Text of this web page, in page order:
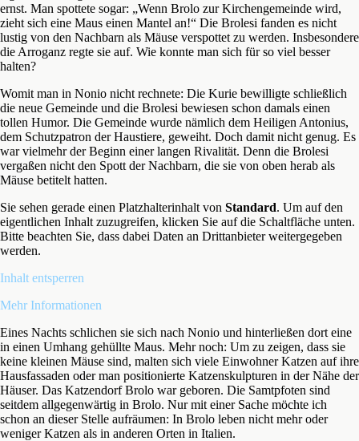
ernst. Man spottete sogar: „Wenn Brolo zur Kirchengemeinde wird,
zieht sich eine Maus einen Mantel an!“ Die Brolesi fanden es nicht
lustig von den Nachbarn als Mäuse verspottet zu werden. Insbesondere
die Arroganz regte sie auf. Wie konnte man sich für so viel besser
halten?
Womit man in Nonio nicht rechnete: Die Kurie bewilligte schließlich
die neue Gemeinde und die Brolesi bewiesen schon damals einen
tollen Humor. Die Gemeinde wurde nämlich dem Heiligen Antonius,
dem Schutzpatron der Haustiere, geweiht. Doch damit nicht genug. Es
war vielmehr der Beginn einer langen Rivalität. Denn die Brolesi
vergaßen nicht den Spott der Nachbarn, die sie von oben herab als
Mäuse betitelt hatten.
Sie sehen gerade einen Platzhalterinhalt von Standard. Um auf den
eigentlichen Inhalt zuzugreifen, klicken Sie auf die Schaltfläche unten.
Bitte beachten Sie, dass dabei Daten an Drittanbieter weitergegeben
werden.
Inhalt entsperren
Mehr Informationen
Eines Nachts schlichen sie sich nach Nonio und hinterließen dort eine
in einen Umhang gehüllte Maus. Mehr noch: Um zu zeigen, dass sie
keine kleinen Mäuse sind, malten sich viele Einwohner Katzen auf ihre
Hausfassaden oder man positionierte Katzenskulpturen in der Nähe der
Häuser. Das Katzendorf Brolo war geboren. Die Samtpfoten sind
seitdem allgegenwärtig in Brolo. Nur mit einer Sache möchte ich
schon an dieser Stelle aufräumen: In Brolo leben nicht mehr oder
weniger Katzen als in anderen Orten in Italien.